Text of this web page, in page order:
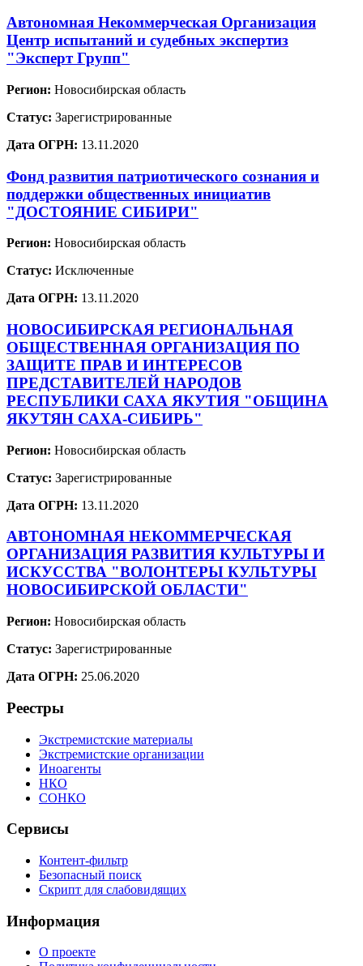
Автономная Некоммерческая Организация
Центр испытаний и судебных экспертиз
"Эксперт Групп"
Регион: Новосибирская область
Статус: Зарегистрированные
Дата ОГРН: 13.11.2020
Фонд развития патриотического сознания и
поддержки общественных инициатив
"ДОСТОЯНИЕ СИБИРИ"
Регион: Новосибирская область
Статус: Исключенные
Дата ОГРН: 13.11.2020
НОВОСИБИРСКАЯ РЕГИОНАЛЬНАЯ
ОБЩЕСТВЕННАЯ ОРГАНИЗАЦИЯ ПО
ЗАЩИТЕ ПРАВ И ИНТЕРЕСОВ
ПРЕДСТАВИТЕЛЕЙ НАРОДОВ
РЕСПУБЛИКИ САХА ЯКУТИЯ "ОБЩИНА
ЯКУТЯН САХА-СИБИРЬ"
Регион: Новосибирская область
Статус: Зарегистрированные
Дата ОГРН: 13.11.2020
АВТОНОМНАЯ НЕКОММЕРЧЕСКАЯ
ОРГАНИЗАЦИЯ РАЗВИТИЯ КУЛЬТУРЫ И
ИСКУССТВА "ВОЛОНТЕРЫ КУЛЬТУРЫ
НОВОСИБИРСКОЙ ОБЛАСТИ"
Регион: Новосибирская область
Статус: Зарегистрированные
Дата ОГРН: 25.06.2020
Реестры
Экстремистские материалы
Экстремистские организации
Иноагенты
НКО
СОНКО
Сервисы
Контент-фильтр
Безопасный поиск
Скрипт для слабовидящих
Информация
О проекте